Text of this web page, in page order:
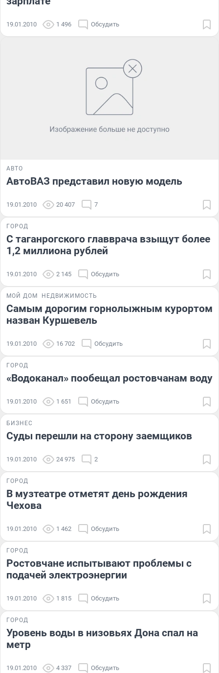
19.01.2010 1 496 Обсудить
АВТО
АвтоВАЗ представил новую модель
19.01.2010 20 407 7
ГОРОД
С таганрогского главврача взыщут более
1,2 миллиона рублей
19.01.2010 2 145 Обсудить
МОЙ ДОМ НЕДВИЖИМОСТЬ
Самым дорогим горнолыжным курортом
назван Куршевель
19.01.2010 16 702 Обсудить
ГОРОД
«Водоканал» пообещал ростовчанам воду
19.01.2010 1 651 Обсудить
БИЗНЕС
Суды перешли на сторону заемщиков
19.01.2010 24 975 2
ГОРОД
В музтеатре отметят день рождения
Чехова
19.01.2010 1 462 Обсудить
ГОРОД
Ростовчане испытывают проблемы с
подачей электроэнергии
19.01.2010 1 815 Обсудить
ГОРОД
Уровень воды в низовьях Дона спал на
метр
19.01.2010 4 337 Обсудить